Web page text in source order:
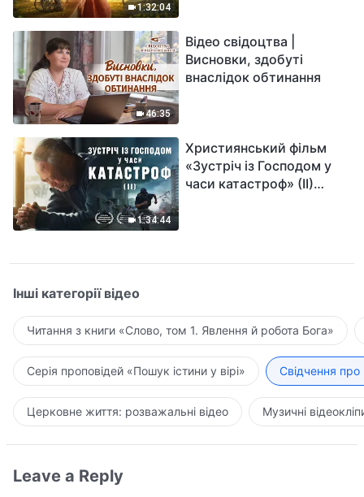
1:32:04
46:35
Відео свідоцтва |
Висновки, здобуті
внаслідок обтинання
1:34:44
Християнський фільм
«Зустріч із Господом у
часи катастроф» (II)
Інші категорії відео
Читання з книги «Слово, том 1. Явлення й робота Бога»
Серія проповідей «Пошук істини у вірі» Свідчення
Церковне життя: розважальні відео Музичні
Leave a Reply